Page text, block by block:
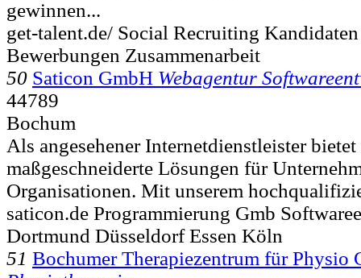
gewinnen...
get-talent.de/ Social Recruiting
Bewerbungen Zusammenarbeit
50 Saticon GmbH Webagentur
44789
Bochum
Als angesehener Internetdienstleister
maßgeschneiderte Lösungen für
Organisationen. Mit unserem
saticon.de Programmierung Gmb
Dortmund Düsseldorf Essen Köln
51 Bochumer Therapiezentrum für Physio